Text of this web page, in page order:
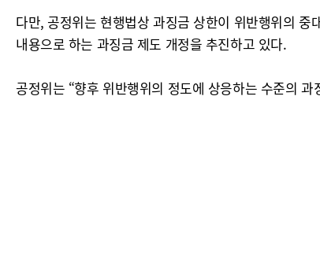
다만, 공정위는 현행법상 과징금 상한이 위반행위의
내용으로 하는 과징금 제도 개정을 추진하고 있다.
공정위는 “향후 위반행위의 정도에 상응하는 수준의